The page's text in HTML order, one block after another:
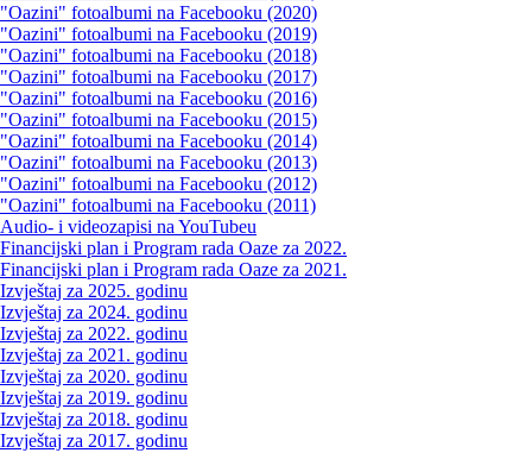
"Oazini" fotoalbumi na Facebooku (2020)
"Oazini" fotoalbumi na Facebooku (2019)
"Oazini" fotoalbumi na Facebooku (2018)
"Oazini" fotoalbumi na Facebooku (2017)
"Oazini" fotoalbumi na Facebooku (2016)
"Oazini" fotoalbumi na Facebooku (2015)
"Oazini" fotoalbumi na Facebooku (2014)
"Oazini" fotoalbumi na Facebooku (2013)
"Oazini" fotoalbumi na Facebooku (2012)
"Oazini" fotoalbumi na Facebooku (2011)
Audio- i videozapisi na YouTubeu
Financijski plan i Program rada Oaze za 2022.
Financijski plan i Program rada Oaze za 2021.
Izvještaj za 2025. godinu
Izvještaj za 2024. godinu
Izvještaj za 2022. godinu
Izvještaj za 2021. godinu
Izvještaj za 2020. godinu
Izvještaj za 2019. godinu
Izvještaj za 2018. godinu
Izvještaj za 2017. godinu